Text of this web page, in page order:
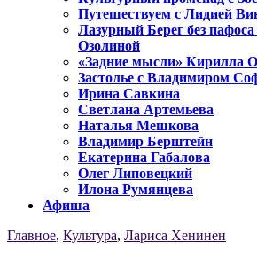
Путешествуем с Лидией
Лазурный Берег без
Озолиной
«Задние мысли» Кирилла
Застолье с Владимиром
Ирина Савкина
Светлана Артемьева
Наталья Мешкова
Владимир Берштейн
Екатерина Габалова
Олег Липовецкий
Илона Румянцева
Афиша
Главное, Культура, Лариса Хенинен